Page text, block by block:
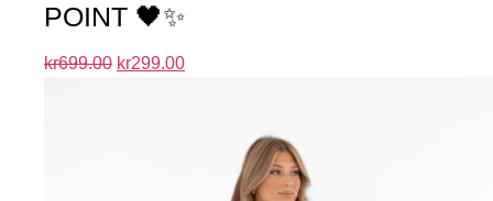
POINT 🖤✨
kr699.00 kr299.00